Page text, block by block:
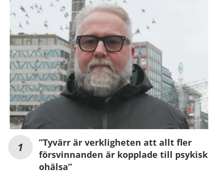
”Tyvärr är verkligheten att allt fler
försvinnanden är kopplade till psykisk
ohälsa”